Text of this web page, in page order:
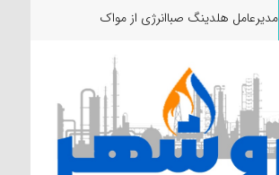
مدیرعامل هلدینگ صباانرژی از مواکب